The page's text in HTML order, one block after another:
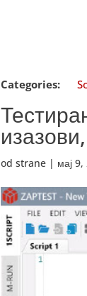
Categories:
od strane | мај